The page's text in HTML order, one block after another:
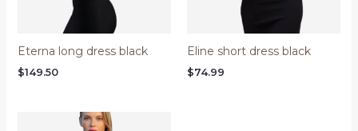
Eterna long dress black
$149.50
Eline short dress black
$74.99